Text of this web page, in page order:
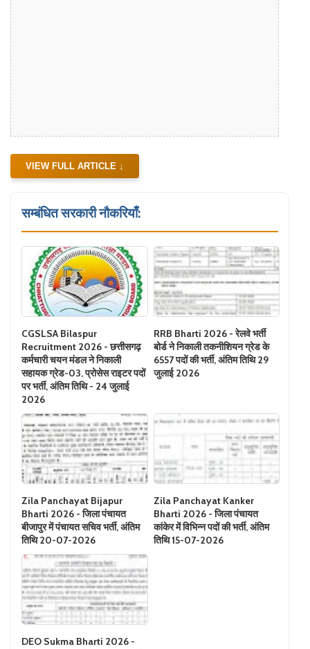
VIEW FULL ARTICLE ↓
सम्बंधित सरकारी नौकरियाँ:
CGSLSA Bilaspur
Recruitment 2026 - छत्तीसगढ़
कर्मचारी चयन मंडल ने निकाली
सहायक ग्रेड-03, प्रोसेस राइटर पदों
पर भर्ती, अंतिम तिथि - 24 जुलाई
2026
RRB Bharti 2026 - रेलवे भर्ती
बोर्ड ने निकाली तकनीशियन ग्रेड के
6557 पदों की भर्ती, अंतिम तिथि 29
जुलाई 2026
Zila Panchayat Bijapur
Bharti 2026 - जिला पंचायत
बीजापुर में पंचायत सचिव भर्ती, अंतिम
तिथि 20-07-2026
Zila Panchayat Kanker
Bharti 2026 - जिला पंचायत
कांकेर में विभिन्न पदों की भर्ती, अंतिम
तिथि 15-07-2026
DEO Sukma Bharti 2026 -